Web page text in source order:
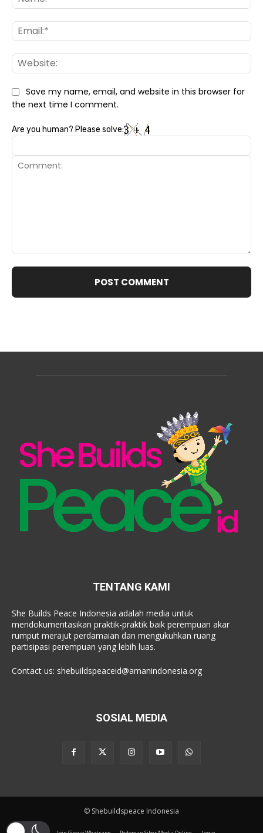
Save my name, email, and website in this browser for
the next time I comment.
Are you human? Please solve:
TENTANG KAMI
She Builds Peace Indonesia adalah media untuk
mendokumentasikan praktik-praktik baik perempuan akar
rumput merajut perdamaian dan mengukuhkan ruang
partisipasi perempuan yang lebih luas.
Contact us: shebuildspeaceid@amanindonesia.org
SOSIAL MEDIA
© Shebuildspeace Indonesia